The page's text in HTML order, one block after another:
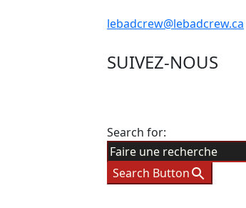
lebadcrew@lebadcrew.ca
SUIVEZ-NOUS
Search for:
Search Button